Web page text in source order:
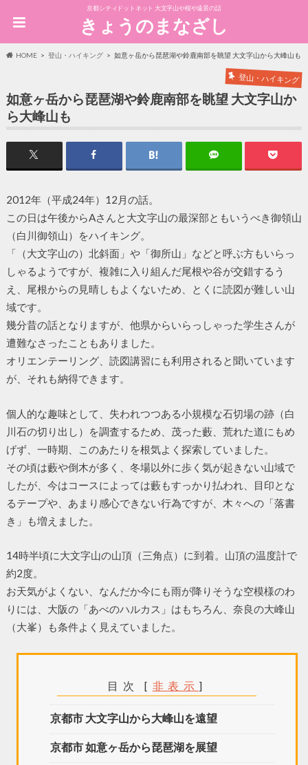
京都シティドットネット 大文字山や桜や遠景の話
きょうのまなざし
HOME 登山・ハイキング 如意ヶ岳から琵琶湖や鈴鹿南部を眺望 大文字山から大峰山も
登山・ハイキング
如意ヶ岳から琵琶湖や鈴鹿南部を眺望 大文字山か
ら大峰山も
2012年（平成24年）12月の話。
この日は午後からAさんと大文字山の最深部ともいうべき御領山
（白川御領山）をハイキング。
「（大文字山の）北斜面」や「御所山」などと呼ぶ方もいらっ
しゃるようですが、複雑に入り組んだ尾根や谷が交錯するう
え、尾根からの見晴しもよくないため、とくに読図が難しい山
域です。
幾分昔の話となりますが、他県からいらっしゃった学生さんが
遭難なさったこともありました。
オリエンテーリング、読図講習にも利用されると聞いています
が、それも納得できます。
個人的な趣味として、失われつつある小規模な石切場の跡（白
川石の切り出し）を調査するため、茂った藪、荒れた道にもめ
げず、一時期、このあたりを根気よく探索していました。
その頃は藪や倒木が多く、冬場以外に歩く気が起きない山域で
したが、今はコースによっては藪もすっかり払われ、目印とな
るテープや、あまり感心できない行為ですが、木々への「落書
き」も増えました。
14時半頃に大文字山の山頂（三角点）に到着。山頂の温度計で
約2度。
お天気がよくない、なんだか今にも雨が降りそうな空模様のわ
りには、大阪の「あべのハルカス」はもちろん、奈良の大峰山
（大峯）も条件よく見えていました。
目次 [ 非表示 ]
京都市 大文字山から大峰山を遠望
京都市 如意ヶ岳から琵琶湖を展望